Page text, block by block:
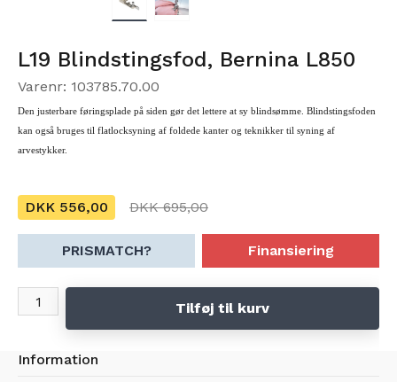
L19 Blindstingsfod, Bernina L850
Varenr: 103785.70.00
Den justerbare føringsplade på siden gør det lettere at sy blindsømme. Blindstingsfoden
kan også bruges til flatlocksyning af foldede kanter og teknikker til syning af
arvestykker.
DKK 556,00 DKK 695,00
PRISMATCH? Finansiering
Tilføj til kurv
Information